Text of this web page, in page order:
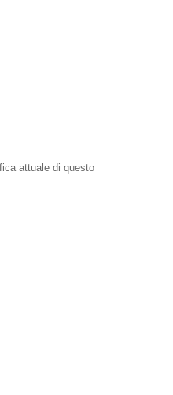
attuale di questo